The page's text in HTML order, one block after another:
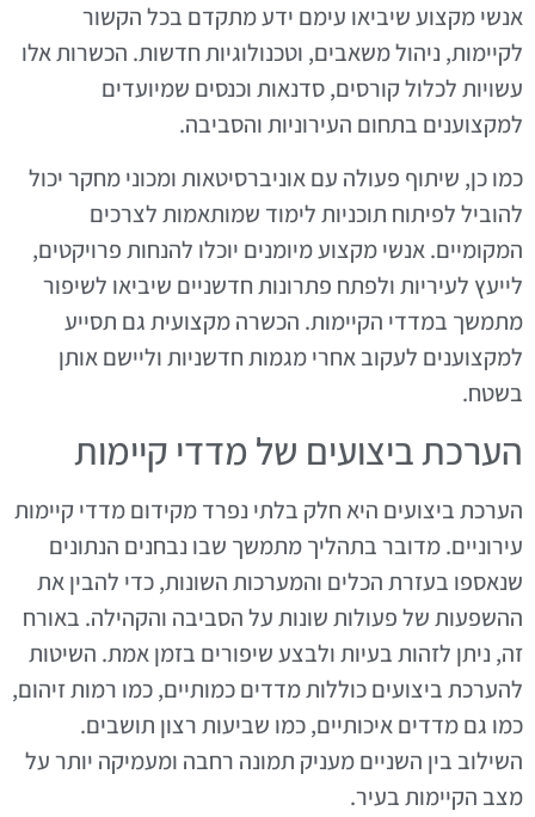
אנשי מקצוע שיביאו עימם ידע מתקדם בכל הקשור
לקיימות, ניהול משאבים, וטכנולוגיות חדשות. הכשרות אלו
עשויות לכלול קורסים, סדנאות וכנסים שמיועדים
למקצוענים בתחום העירוניות והסביבה.
כמו כן, שיתוף פעולה עם אוניברסיטאות ומכוני מחקר יכול
להוביל לפיתוח תוכניות לימוד שמותאמות לצרכים
המקומיים. אנשי מקצוע מיומנים יוכלו להנחות פרויקטים,
לייעץ לעיריות ולפתח פתרונות חדשניים שיביאו לשיפור
מתמשך במדדי הקיימות. הכשרה מקצועית גם תסייע
למקצוענים לעקוב אחרי מגמות חדשניות וליישם אותן
בשטח.
הערכת ביצועים של מדדי קיימות
הערכת ביצועים היא חלק בלתי נפרד מקידום מדדי קיימות
עירוניים. מדובר בתהליך מתמשך שבו נבחנים הנתונים
שנאספו בעזרת הכלים והמערכות השונות, כדי להבין את
ההשפעות של פעולות שונות על הסביבה והקהילה. באורח
זה, ניתן לזהות בעיות ולבצע שיפורים בזמן אמת. השיטות
להערכת ביצועים כוללות מדדים כמותיים, כמו רמות זיהום,
כמו גם מדדים איכותיים, כמו שביעות רצון תושבים.
השילוב בין השניים מעניק תמונה רחבה ומעמיקה יותר על
מצב הקיימות בעיר.